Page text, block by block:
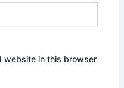
website in this browser